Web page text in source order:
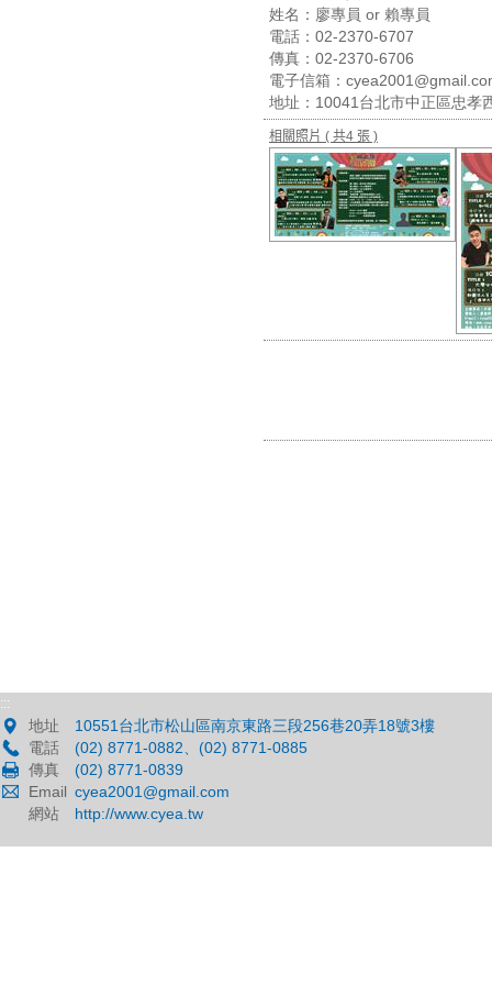
姓名：廖專員 or 賴專員
電話：02-2370-6707
傳真：02-2370-6706
電子信箱：
地址：10041台北市中正區忠孝
相關照片 ( 共4 張 )
:::
地址
10551台北市松山區南京東路三段256巷20弄18號3樓
電話
(02) 8771-0882、(02) 8771-0885
傳真
(02) 8771-0839
Email cyea2001@gmail.com
網站
http://www.cyea.tw